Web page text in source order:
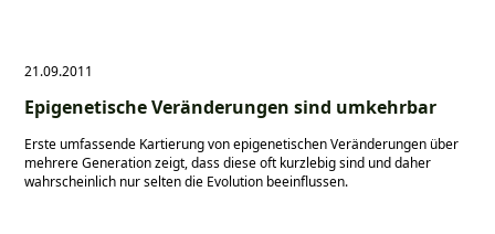
21.09.2011
Epigenetische Veränderungen sind umkehrbar
Erste umfassende Kartierung von epigenetischen Veränderungen über
mehrere Generation zeigt, dass diese oft kurzlebig sind und daher
wahrscheinlich nur selten die Evolution beeinflussen.